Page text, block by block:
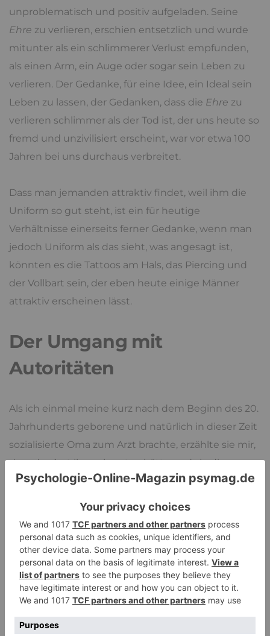
unproblematisch und positiv aufgeladen. Seine
Ehre zu verlieren, erschien entsetzlich und wurde
mitunter als ein schlimmerer Verlust empfunden,
als einen Arm, ein Auge oder sogar sein Leben zu
verlieren. Der Gedanke, für eine Idee, ein Ideal sein
Leben zu lassen, der Gedanken, dass die Ehre zu
verlieren schlimmer als der Tod ist, der uns heute so
fremd und unzivilisiert erscheint, war vor etwa 100
Jahren bei uns durchaus verbreitet.
Dass man jemanden attraktiv findet, weil ihm die
Uniform so gut steht, ist ein für heutige
Verhältnisse einerseits ferner Gedanke, wenn man
jedoch Uniform als das sieht, was angesagt ist,
könnten es die Tattoos am Hals, das Piercing und
der Vollbart sein, der eben heute einige Männer
attraktiv erscheinen lässt.
Der Umgang mit
Autoritäten
Als ich einmal meine kurz nach dem Beginn des 20.
Jahrhunderts geborene und natürlich in dieser Zeit
sozialisierte Oma zum Arzt brachte, erzählte sie mir,
dass der Arzt ihr weh getan hätte und sie die
Untersuchung so eigentlich kein zweites Mal wolle.
ganz ohne Hintergedanken, dass sie das doch dem
Arzt sagen solle. Meine Oma lachte, als wenn ich
einen guten Witz gemacht hätte, aber ich verstand
zur damaligen Zeit die Pointe nicht richtig,
sozusagen ein generationenbedingter
Übersetzungsfehler. Für meine Oma war es
vollkommen unmöglich einem Arzt zu sagen, er